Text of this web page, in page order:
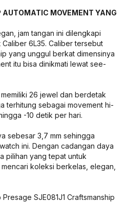
MOVEMENT YANG
jam tangan ini dilengkapi
6L35. Caliber tersebut
yang unggul berkat dimensinya
itu bisa dinikmati lewat see-
26 jewel dan berdetak
terhitung sebagai movement hi-
-10 detik per hari.
sebesar 3,7 mm sehingga
ini. Dengan cadangan daya
pilihan yang tepat untuk
koleksi berkelas, elegan,
SJE081J1 Craftsmanship